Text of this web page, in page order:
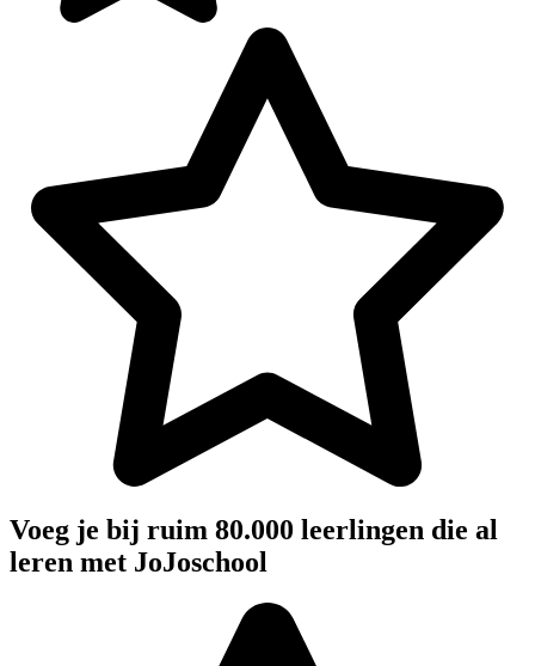
Voeg je bij ruim 80.000 leerlingen die al
leren met JoJoschool